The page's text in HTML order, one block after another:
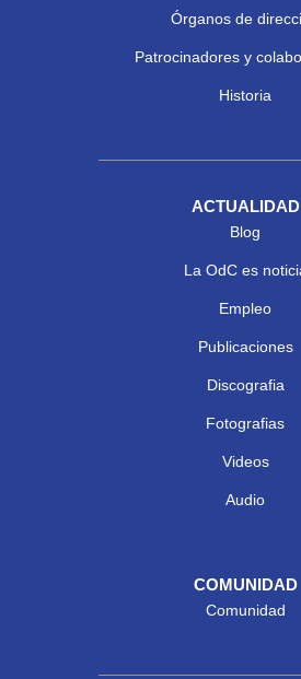
Órganos de
Patrocinadores y
Historia
ACTUALIDAD
Blog
La OdC es
Empleo
Publicaciones
Discografia
Fotografias
Videos
Audio
COMUNIDAD
Comunidad